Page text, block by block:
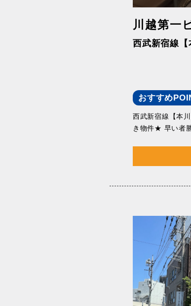
川越第一
西武新宿線
おすすめ
西武新宿線【本
き物件★ 早い者